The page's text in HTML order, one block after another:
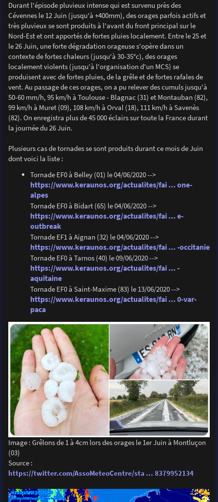
Durant l'épisode pluvieux intense qui est survenu près des
Cévennes le 12 Juin (jusqu'à +400mm), des orages parfois actifs et
très pluvieux se sont produits à l'avant du front principal sur le
Nord-Est et ont apportés de fortes pluies localement. Entre le 25 et
le 26 Juin, une forte dégradation orageuse s'opère dans un
contexte de fortes chaleurs (jusqu'à 30-35°c), des orages
localement violents (jusqu'à l'organisation d'un MCS) se
produisent avec de fortes pluies, de la grêle et de fortes rafales de
vent. Au passage de ces orages, on a pu relever des cumuls jusqu'à
50-60 mm/h, 95 km/h à Toulouse - Blagnac (31) et Montauban (82),
99 km/h à Muret (09), 108 km/h à Orval (18), 111 km/h à Savenès
(82). On enregistra plus de 45 000 éclairs sur toute la France durant
la journée du 26 Juin.
Plusieurs cas de tornades se sont produits durant ce mois de Juin
dont voici la liste :
Tornade EF0 à Belley (01) le 04/06/2020 -->
https://www.keraunos.org/actualites/fai ... one-
alpes
Tornade EF0 à Bidart (65) le 04/06/2020 -->
https://www.keraunos.org/actualites/fai ... e-
outbreak
Tornade EF1 à Aignan (32) le 04/06/2020 -->
https://www.keraunos.org/actualites/fai ... -occitanie
Tornade EF0 à Tarnos (40) le 09/06/2020 -->
https://www.keraunos.org/actualites/fai ... -
aquitaine
Tornade EF0 à Saint-Maxime (83) le 13/06/2020 -->
https://www.keraunos.org/actualites/fai ... 0-var-
paca
Image : Grêlons de 1 à 4cm lors des orages le 1er Juin à Montluçon
(03)
Source :
https://twitter.com/AssoMeteoCentre/sta ... 8379952134